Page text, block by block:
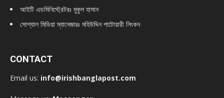
আইটি এডমিনিস্ট্রেটরঃ মুকুল হাসান
সোশ্যাল মিডিয়া ম্যানেজারঃ মহিউদ্দিন পাটোয়ারী লিংকন
CONTACT
Email us: info@irishbanglapost.com